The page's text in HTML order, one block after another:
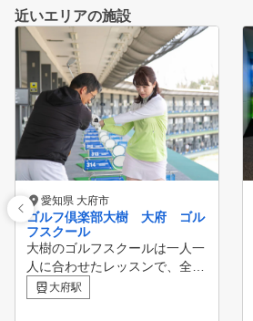
近いエリアの施設
愛知県 大府市
ゴルフ倶楽部大樹 大府 ゴル
フスクール
大樹のゴルフスクールは一人一
人に合わせたレッスンで、全国
でもトップクラスのスケール
経験者はもちろん。初心者の方
大府駅